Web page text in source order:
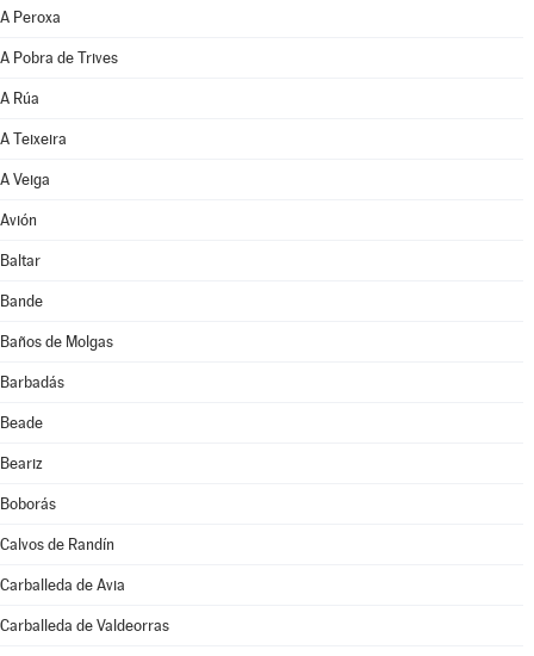
A Peroxa
A Pobra de Trives
A Rúa
A Teixeira
A Veiga
Avión
Baltar
Bande
Baños de Molgas
Barbadás
Beade
Beariz
Boborás
Calvos de Randín
Carballeda de Avia
Carballeda de Valdeorras